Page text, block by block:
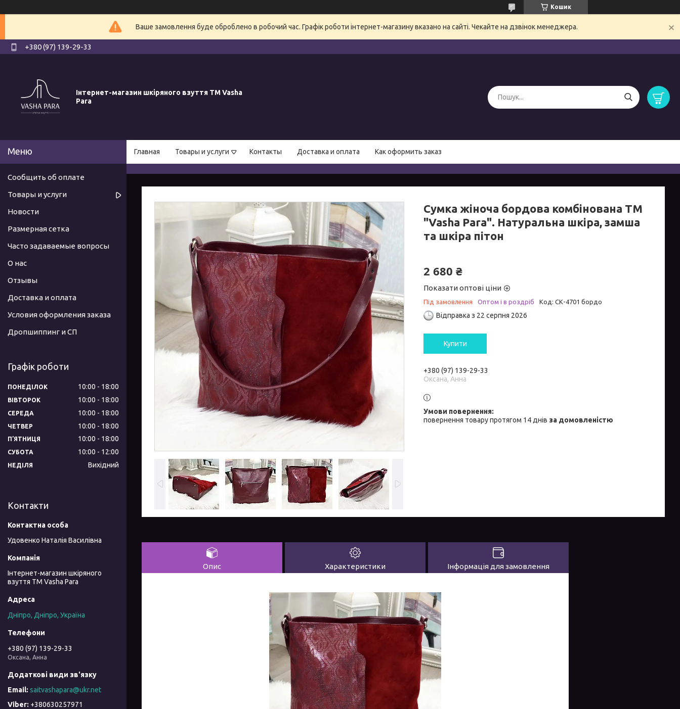
Кошик
Ваше замовлення буде оброблено в робочий час. Графік роботи інтернет-магазину вказано на сайті. Чекайте на дзвінок менеджера.
+380 (97) 139-29-33
Інтернет-магазин шкіряного взуття ТМ Vasha
Para
Главная Товары и услуги Контакты Доставка и оплата Как оформить заказ
Сумка жіноча бордова комбінована ТМ
"Vasha Para". Натуральна шкіра, замша
та шкіра пітон
2 680 ₴
Показати оптові ціни
Під замовлення Оптом і в роздріб Код: СК-4701 бордо
Відправка з 22 серпня 2026
Купити
+380 (97) 139-29-33
Оксана, Анна
повернення товару протягом 14 днів за домовленістю
Опис Характеристики Інформація для замовлення
Сообщить об оплате
Товары и услуги
Новости
Размерная сетка
Часто задаваемые вопросы
О нас
Отзывы
Доставка и оплата
Условия оформления заказа
Дропшиппинг и СП
Графік роботи
ПОНЕДІЛОК 10:00 18:00
ВІВТОРОК 10:00 18:00
СЕРЕДА 10:00 18:00
ЧЕТВЕР 10:00 18:00
ПʼЯТНИЦЯ 10:00 18:00
СУБОТА 10:00 12:00
НЕДІЛЯ Вихідний
Контакти
Удовенко Наталія Василівна
Інтернет-магазин шкіряного
взуття ТМ Vasha Para
Дніпро, Дніпро, Україна
+380 (97) 139-29-33
Оксана, Анна
saitvashapara@ukr.net
+380630257971